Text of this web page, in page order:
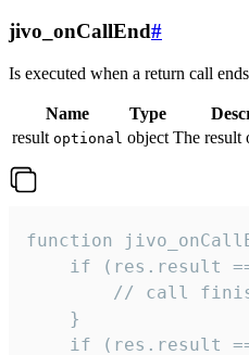
jivo_onCallEnd#
Is executed when a return call
Name Type
result optional object The result
function
if (res.result
// call
    }
if (res.result